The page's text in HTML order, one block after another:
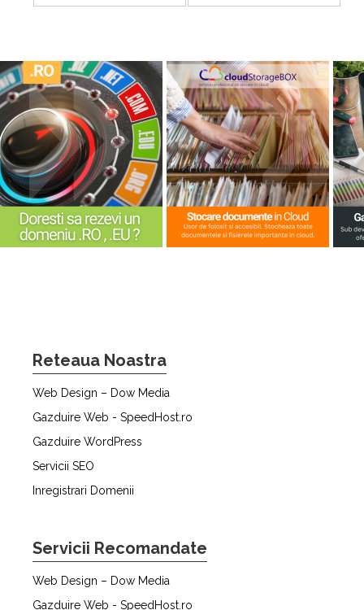
Reteaua Noastra
Web Design – Dow Media
Gazduire Web - SpeedHost.ro
Gazduire WordPress
Servicii SEO
Inregistrari Domenii
Servicii Recomandate
Web Design – Dow Media
Gazduire Web - SpeedHost.ro